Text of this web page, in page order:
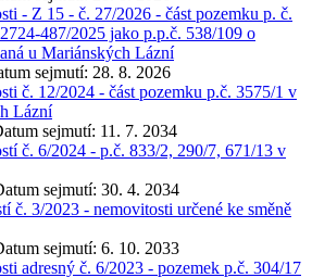
- Z 15 - č. 27/2026 - část pozemku p. č.
487/2025 jako p.p.č. 538/109 o
u Mariánských Lázní
sejmutí: 28. 8. 2026
č. 12/2024 - část pozemku p.č. 3575/1 v
Lázní
sejmutí: 11. 7. 2034
č. 6/2024 - p.č. 833/2, 290/7, 671/13 v
sejmutí: 30. 4. 2034
č. 3/2023 - nemovitosti určené ke směně
sejmutí: 6. 10. 2033
adresný č. 6/2023 - pozemek p.č. 304/17